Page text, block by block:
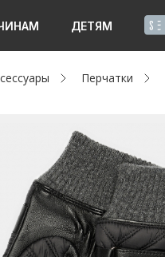
ДЕТЯМ
Перчатки